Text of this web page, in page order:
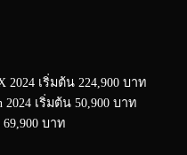
2024 เริ่มต้น 224,900 บาท
2024 เริ่มต้น 50,900 บาท
บาท